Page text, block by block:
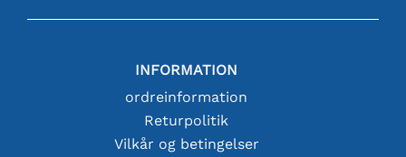
INFORMATION
ordreinformation
Returpolitik
Vilkår og betingelser